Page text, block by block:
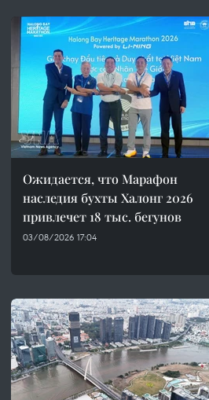
Ожидается, что Марафон
наследия бухты Халонг 2026
привлечет 18 тыс. бегунов
03/08/2026 17:04